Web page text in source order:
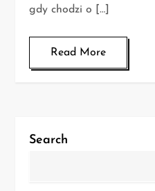
gdy chodzi o […]
Read More
Search